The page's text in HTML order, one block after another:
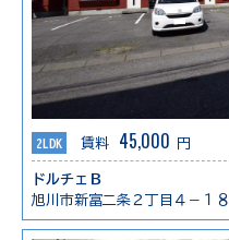
2LDK 賃料 45,000 円
ドルチェＢ
旭川市新富二条２丁目４－１８